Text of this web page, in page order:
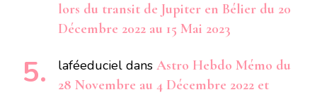
lors du transit de Jupiter en Bélier du 20
Décembre 2022 au 15 Mai 2023
laféeduciel dans Astro Hebdo Mémo du
28 Novembre au 4 Décembre 2022 et